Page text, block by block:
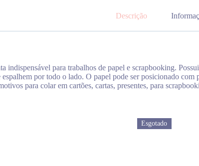
Descrição
indispensável para trabalhos de papel e scrapbooking.
espalhem por todo o lado. O papel pode ser posicionado
para colar em cartões, cartas, presentes, para
Esgotado